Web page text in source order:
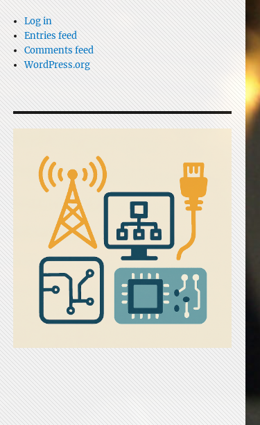
Log in
Entries feed
Comments feed
WordPress.org